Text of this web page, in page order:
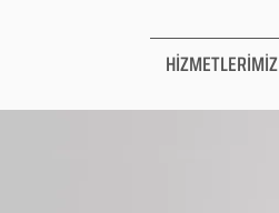
HİZMETLERİMİZ